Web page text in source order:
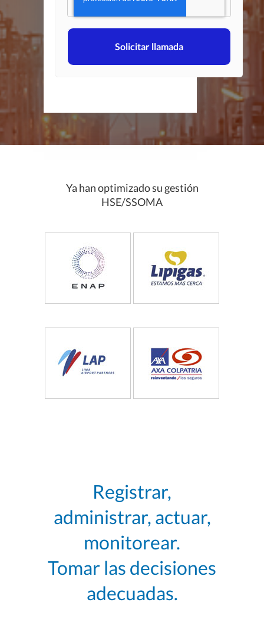
Ya han optimizado su gestión
HSE/SSOMA
Registrar,
administrar, actuar,
monitorear.
Tomar las decisiones
adecuadas.